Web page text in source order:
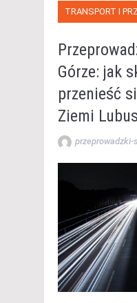
TRANSPORT I
Górze: jak
przenieść
Ziemi
przeprowadzki-